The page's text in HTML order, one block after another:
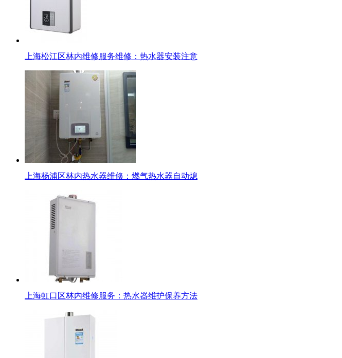
上海松江区林内维修服务维修：热水器安装注意
上海杨浦区林内热水器维修：燃气热水器自动熄
上海虹口区林内维修服务：热水器维护保养方法